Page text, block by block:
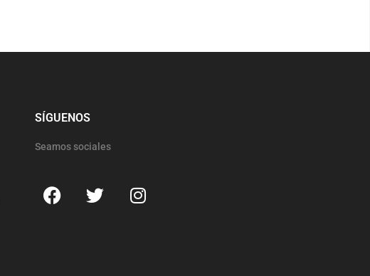
SÍGUENOS
Seamos sociales